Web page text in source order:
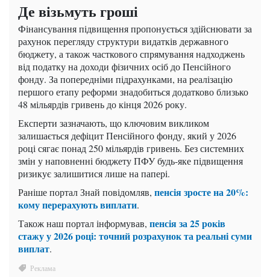
Де візьмуть гроші
Фінансування підвищення пропонується здійснювати за
рахунок перегляду структури видатків державного
бюджету, а також часткового спрямування надходжень
від податку на доходи фізичних осіб до Пенсійного
фонду. За попередніми підрахунками, на реалізацію
першого етапу реформи знадобиться додатково близько
48 мільярдів гривень до кінця 2026 року.
Експерти зазначають, що ключовим викликом
залишається дефіцит Пенсійного фонду, який у 2026
році сягає понад 250 мільярдів гривень. Без системних
змін у наповненні бюджету ПФУ будь-яке підвищення
ризикує залишитися лише на папері.
Раніше портал Знай повідомляв, пенсія зросте на 20%:
кому перерахують виплати.
Також наш портал інформував, пенсія за 25 років
стажу у 2026 році: точний розрахунок та реальні суми
виплат.